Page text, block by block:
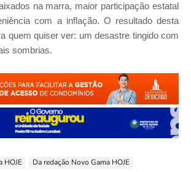
na marra, maior participação estatal
com a inflação. O resultado desta
quem quiser ver: um desastre tingido com
sombrias.
HOJE Da redação Novo Gama HOJE